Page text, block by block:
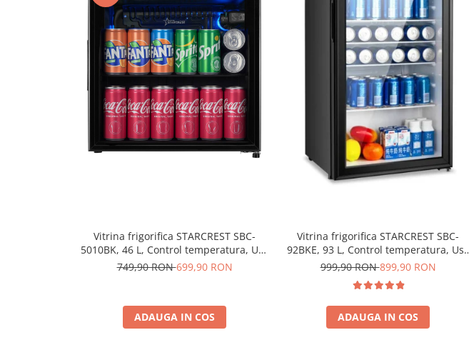
Vitrina frigorifica STARCREST SBC-
5010BK, 46 L, Control temperatura, Usa
sticla, H 48.8 cm, Negru
749,90 RON699,90 RON
ADAUGA IN COS
Vitrina frigorifica STARCREST SBC-
92BKE, 93 L, Control temperatura, Usa
sticla, H 83.2 cm, Negru
999,90 RON899,90 RON
ADAUGA IN COS